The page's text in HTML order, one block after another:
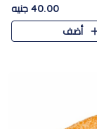
40.00 جنيه
أضف